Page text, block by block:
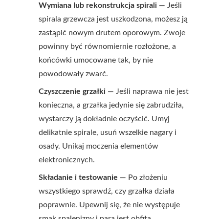
Wymiana lub rekonstrukcja spirali — Jeśli
spirala grzewcza jest uszkodzona, możesz ją
zastąpić nowym drutem oporowym. Zwoje
powinny być równomiernie rozłożone, a
końcówki umocowane tak, by nie
powodowały zwarć.
Czyszczenie grzałki — Jeśli naprawa nie jest
konieczna, a grzałka jedynie się zabrudziła,
wystarczy ją dokładnie oczyścić. Umyj
delikatnie spirale, usuń wszelkie nagary i
osady. Unikaj moczenia elementów
elektronicznych.
Składanie i testowanie — Po złożeniu
wszystkiego sprawdź, czy grzałka działa
poprawnie. Upewnij się, że nie występuje